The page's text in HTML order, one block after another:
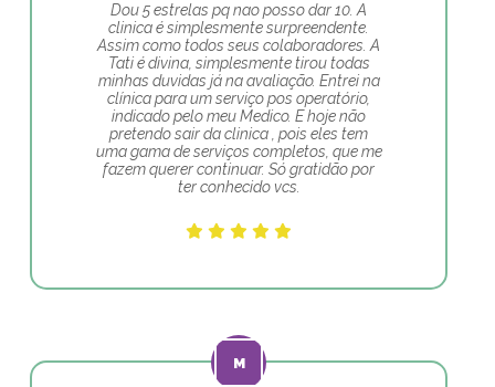
Dou 5 estrelas pq nao posso dar 10. A
clinica é simplesmente surpreendente.
Assim como todos seus colaboradores. A
Tati é divina, simplesmente tirou todas
minhas duvidas já na avaliação. Entrei na
clínica para um serviço pos operatório,
indicado pelo meu Medico. E hoje não
pretendo sair da clinica , pois eles tem
uma gama de serviços completos, que me
fazem querer continuar. Só gratidão por
ter conhecido vcs.